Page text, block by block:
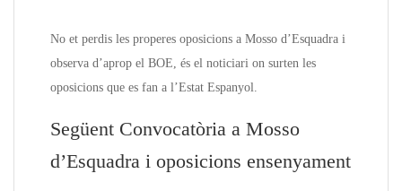
No et perdis les properes oposicions a Mosso d’Esquadra i
observa d’aprop el BOE, és el noticiari on surten les
oposicions que es fan a l’Estat Espanyol.
Següent Convocatòria a Mosso
d’Esquadra i oposicions ensenyament